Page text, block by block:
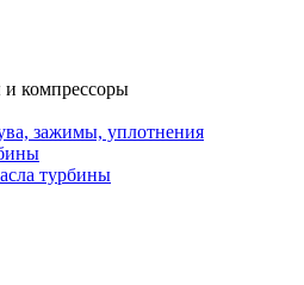
компрессоры
зажимы, уплотнения
турбины